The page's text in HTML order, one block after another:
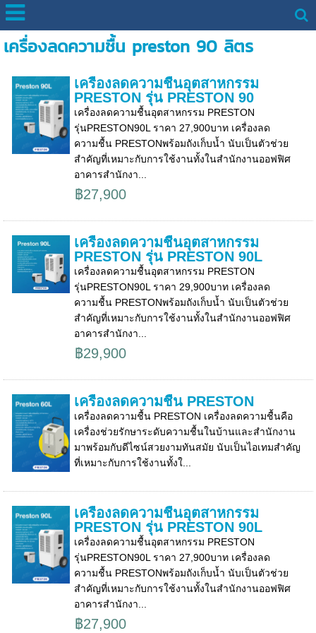
เครื่องลดความชื้น preston 90 ลิตร
เครื่องลดความชื้นอุตสาหกรรม
PRESTON รุ่น PRESTON 90
เครื่องลดความชื้นอุตสาหกรรม PRESTON
รุ่นPRESTON90L ราคา 27,900บาท เครื่องลด
ความชื้น PRESTONพร้อมถังเก็บน้ำ นับเป็นตัวช่วย
สำคัญที่เหมาะกับการใช้งานทั้งในสำนักงานออฟฟิศ
อาคารสำนักงา...
฿27,900
เครื่องลดความชื้นอุตสาหกรรม
PRESTON รุ่น PRESTON 90L
เครื่องลดความชื้นอุตสาหกรรม PRESTON
รุ่นPRESTON90L ราคา 29,900บาท เครื่องลด
ความชื้น PRESTONพร้อมถังเก็บน้ำ นับเป็นตัวช่วย
สำคัญที่เหมาะกับการใช้งานทั้งในสำนักงานออฟฟิศ
อาคารสำนักงา...
฿29,900
เครื่องลดความชื้น PRESTON
เครื่องลดความชื้น PRESTON เครื่องลดความชื้นคือ
เครื่องช่วยรักษาระดับความชื้นในบ้านและสำนักงาน
มาพร้อมกับดีไซน์สวยงามทันสมัย นับเป็นไอเทมสำคัญ
ที่เหมาะกับการใช้งานทั้งใ...
เครื่องลดความชื้นอุตสาหกรรม
PRESTON รุ่น PRESTON 90L
เครื่องลดความชื้นอุตสาหกรรม PRESTON
รุ่นPRESTON90L ราคา 27,900บาท เครื่องลด
ความชื้น PRESTONพร้อมถังเก็บน้ำ นับเป็นตัวช่วย
สำคัญที่เหมาะกับการใช้งานทั้งในสำนักงานออฟฟิศ
อาคารสำนักงา...
฿27,900